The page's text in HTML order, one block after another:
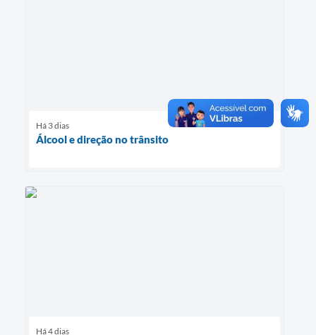
Há 3 dias
Álcool e direção no trânsito
Há 4 dias